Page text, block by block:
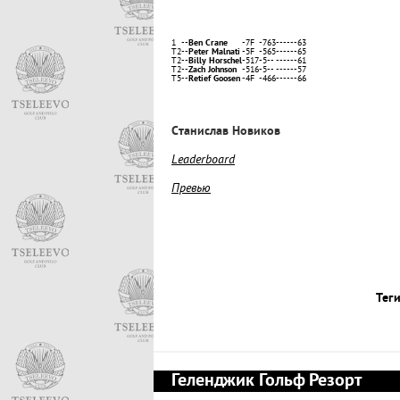
1 --Ben Crane -7F -763------63
T2--Peter Malnati -5F -565------65
T2--Billy Horschel-517-5-- ------61
T2--Zach Johnson -516-5-- ------57
T5--Retief Goosen-4F -466------66
Cтанислав Новиков
Leaderboard
Превью
Геленджик Гольф Резорт